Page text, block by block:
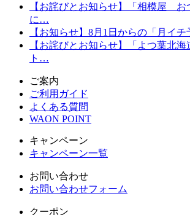
【お詫びとお知らせ】「相模屋 お
に…
【お知らせ】8月1日からの「月イ
【お詫びとお知らせ】「よつ葉北
ト…
ご案内
ご利用ガイド
よくある質問
WAON POINT
キャンペーン
キャンペーン一覧
お問い合わせ
お問い合わせフォーム
クーポン